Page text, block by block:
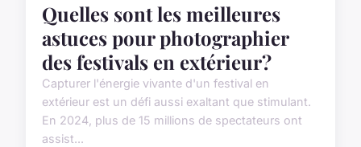
Quelles sont les meilleures
astuces pour photographier
des festivals en extérieur?
Capturer l'énergie vivante d'un festival en
extérieur est un défi aussi exaltant que stimulant.
En 2024, plus de 15 millions de spectateurs ont
assist...